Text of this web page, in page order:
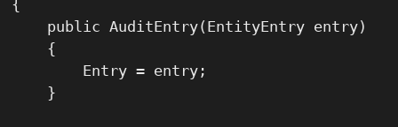
{
    public AuditEntry(EntityEntry entry)
    {
        Entry = entry;
    }